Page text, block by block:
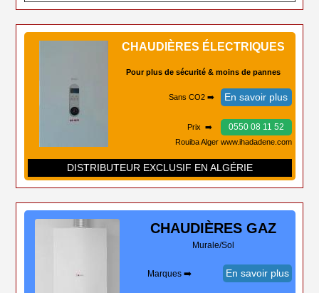
CHAUDIÈRES ÉLECTRIQUES
Pour plus de sécurité & moins de pannes
Sans CO2 ➡️ En savoir plus
Prix ➡️ 0550 08 11 52
Rouiba Alger www.ihadadene.com
DISTRIBUTEUR EXCLUSIF EN ALGÉRIE
CHAUDIÈRES GAZ
Murale/Sol
Marques ➡️ En savoir plus